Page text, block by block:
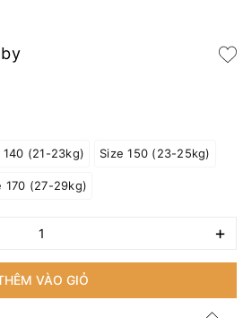
140 (21-23kg) Size 150 (23-25kg)
170 (27-29kg)
+
VÀO GIỎ